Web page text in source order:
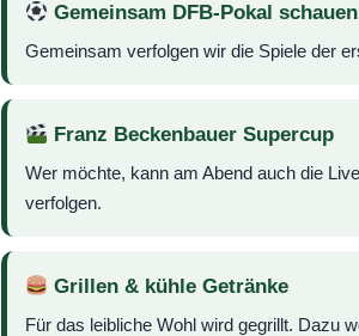
Gemeinsam DFB-Pokal schauen
Gemeinsam verfolgen wir die Spiele der
Franz Beckenbauer Supercup
Wer möchte, kann am Abend auch die
verfolgen.
Grillen & kühle Getränke
Für das leibliche Wohl wird gegrillt. Dazu